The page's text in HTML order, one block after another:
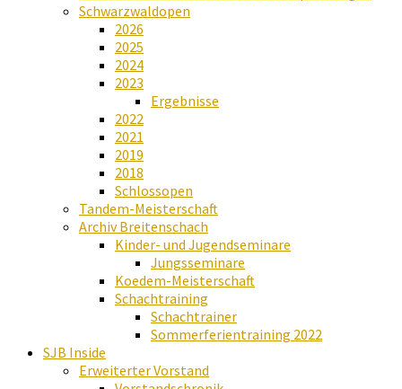
Schwarzwaldopen
2026
2025
2024
2023
Ergebnisse
2022
2021
2019
2018
Schlossopen
Tandem-Meisterschaft
Archiv Breitenschach
Kinder- und Jugendseminare
Jungsseminare
Koedem-Meisterschaft
Schachtraining
Schachtrainer
Sommerferientraining 2022
SJB Inside
Erweiterter Vorstand